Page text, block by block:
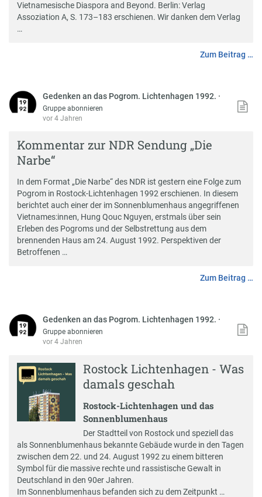
Vietnamesische Diaspora and Beyond. Berlin: Verlag
Assoziation A, S. 173–183 erschienen. Wir danken dem Verlag
…
Zum Beitrag …
Gedenken an das Pogrom. Lichtenhagen 1992. ·
Gruppe abonnieren
vor 4 Jahren
Kommentar zur NDR Sendung „Die
Narbe“
In dem Format „Die Narbe“ des NDR ist gestern eine Folge zum
Pogrom in Rostock-Lichtenhagen 1992 erschienen. In diesem
berichtet auch einer der im Sonnenblumenhaus angegriffenen
Vietnames:innen, Hung Qouc Nguyen, erstmals über sein
Erleben des Pogroms und der Selbstrettung aus dem
brennenden Haus am 24. August 1992. Perspektiven der
Betroffenen …
Zum Beitrag …
Gedenken an das Pogrom. Lichtenhagen 1992. ·
Gruppe abonnieren
vor 4 Jahren
Rostock Lichtenhagen - Was
damals geschah
Rostock-Lichtenhagen und das
Sonnenblumenhaus
Der Stadtteil von Rostock und speziell das
als Sonnenblumenhaus bekannte Gebäude wurde in den Tagen
zwischen dem 22. und 24. August 1992 zu einem bitteren
Symbol für die massive rechte und rassistische Gewalt in
Deutschland in den 90er Jahren.
Im Sonnenblumenhaus befanden sich zu dem Zeitpunkt …